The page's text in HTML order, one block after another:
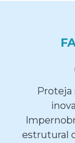
Proteja
estrutural